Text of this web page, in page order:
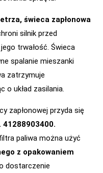
świeca zapłonowa
silnik przed
trwałość. Świeca
spalanie mieszanki
zatrzymuje
o układ zasilania.
zapłonowej przyda się
paliwa można użyć
z opakowaniem
dostarczenie